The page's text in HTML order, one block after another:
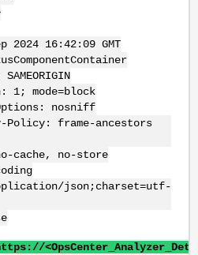
2024 16:42:09 GMT
1; mode=block
nosniff
Policy: frame-ancestors
cache, no-store
json;charset=utf-
<OpsCenter